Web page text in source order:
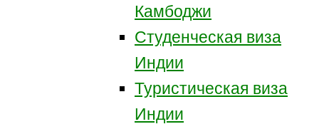
Камбоджи
Студенческая виза
Индии
Туристическая виза
Индии